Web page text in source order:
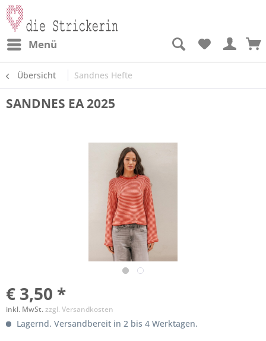
Menü
Übersicht Sandnes Hefte
SANDNES EA 2025
€ 3,50 *
inkl. MwSt.zzgl. Versandkosten
Lagernd. Versandbereit in 2 bis 4 Werktagen.